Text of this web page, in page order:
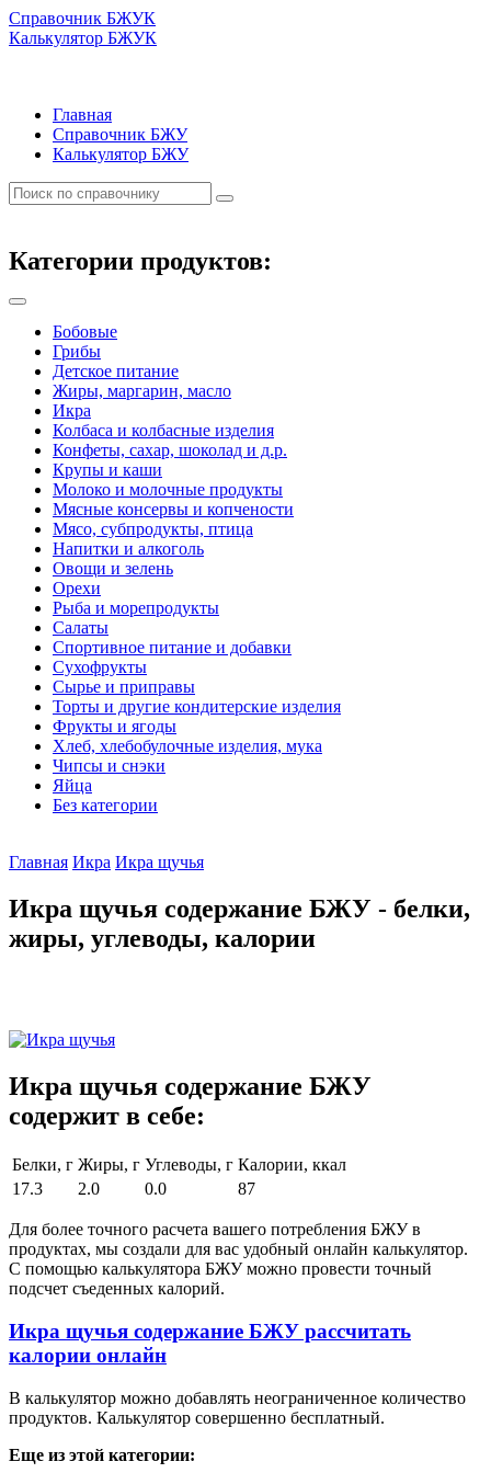
Справочник БЖУК
Калькулятор БЖУК
Главная
Справочник БЖУ
Калькулятор БЖУ
Категории продуктов:
Бобовые
Грибы
Детское питание
Жиры, маргарин, масло
Икра
Колбаса и колбасные изделия
Конфеты, сахар, шоколад и д.р.
Крупы и каши
Молоко и молочные продукты
Мясные консервы и копчености
Мясо, субпродукты, птица
Напитки и алкоголь
Овощи и зелень
Орехи
Рыба и морепродукты
Салаты
Спортивное питание и добавки
Сухофрукты
Сырье и приправы
Торты и другие кондитерские изделия
Фрукты и ягоды
Хлеб, хлебобулочные изделия, мука
Чипсы и снэки
Яйца
Без категории
Главная Икра Икра щучья
Икра щучья содержание БЖУ - белки,
жиры, углеводы, калории
Икра щучья содержание БЖУ
содержит в себе:
Белки, г Жиры, г Углеводы, г Калории, ккал
17.3
2.0 0.0 87
Для более точного расчета вашего потребления БЖУ в
продуктах, мы создали для вас удобный онлайн калькулятор.
С помощью калькулятора БЖУ можно провести точный
подсчет съеденных калорий.
Икра щучья содержание БЖУ рассчитать
калории онлайн
В калькулятор можно добавлять неограниченное количество
продуктов. Калькулятор совершенно бесплатный.
Еще из этой категории: